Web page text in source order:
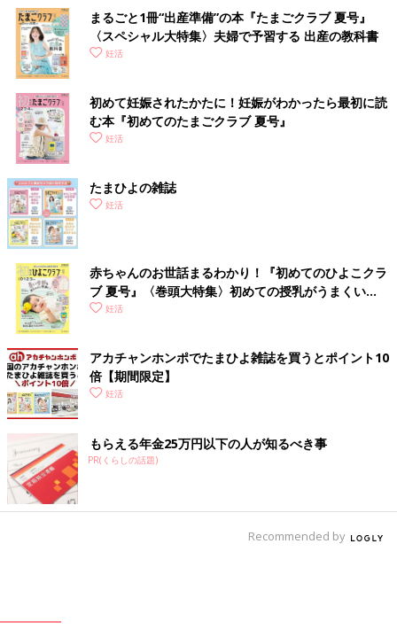
診断結果【A】写真だけの挙式スタイルで
指輪の交換などのお二人の表情はもちろん、式前のご両親との対
面やご家族に参加してもらうセレモニーの様子も収められる挙式
フォト。
神前式で和装の挙式フォトを撮影できるプランもあります。
診断結果【B】家族との思い出を残す
まるごと1冊“出産準備”の本『たまごクラブ 夏号』
〈スペシャル大特集〉夫婦で予習する 出産の教科書
妊活
初めて妊娠されたかたに！妊娠がわかったら最初に読
む本『初めてのたまごクラブ 夏号』
妊活
たまひよの雑誌
妊活
赤ちゃんのお世話まるわかり！『初めてのひよこクラ
ブ 夏号』〈巻頭大特集〉初めての授乳がうまくい
く！ おっぱい・ミルクの基本と夏のトラブル 解決テ
妊活
アカチャンホンポでたまひよ雑誌を買うとポイント10
倍【期間限定】
妊活
もらえる年金25万円以下の人が知るべき事
PR(くらしの話題)
Recommended by